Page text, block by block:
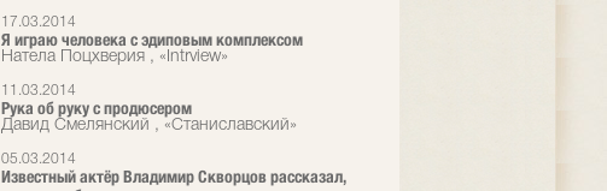
17.03.2014
Я играю человека с эдиповым комплексом
Натела Поцхверия , «Intrview»
11.03.2014
Рука об руку с продюсером
Давид Смелянский , «Станиславский»
05.03.2014
Известный актёр Владимир Скворцов рассказал,